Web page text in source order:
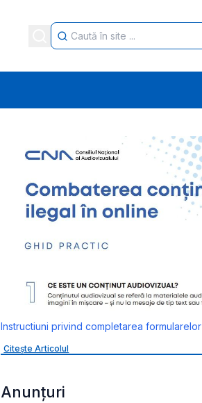
Instructiuni privind completarea formularelor
Citește Articolul
Anunțuri